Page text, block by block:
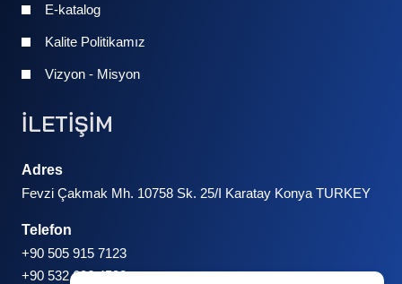
E-katalog
Kalite Politikamız
Vizyon - Misyon
İLETİŞİM
Adres
Fevzi Çakmak Mh. 10758 Sk. 25/I Karatay Konya TURKEY
Telefon
+90 505 915 7123
+90 532 606 4538